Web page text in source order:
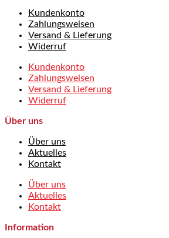
Kundenkonto
Zahlungsweisen
Versand & Lieferung
Widerruf
Kundenkonto
Zahlungsweisen
Versand & Lieferung
Widerruf
Über uns
Über uns
Aktuelles
Kontakt
Über uns
Aktuelles
Kontakt
Information